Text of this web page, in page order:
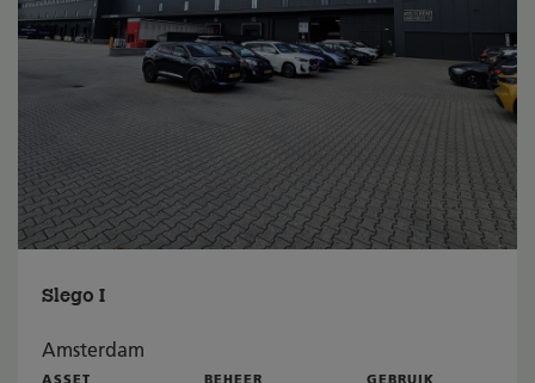
Slego I
Amsterdam
ASSET BEHEER GEBRUIK